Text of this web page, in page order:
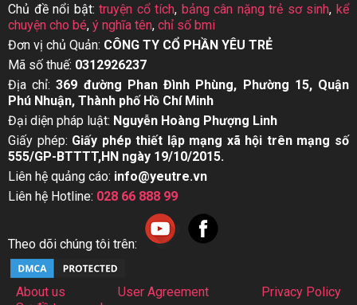
Chủ đề nổi bật:truyện cổ tích, bảng cân nặng trẻ sơ sinh,kể
chuyện cho bé, ý nghĩa tên, chỉ số bmi
Đơn vị chủ Quản: CÔNG TY CỔ PHẦN YÊU TRẺ
Mã số thuế: 0312926237
Địa chỉ:369 đường Phan Đình Phùng, Phường 15, Quận
Phú Nhuận, Thành phố Hồ Chí Minh
Đại diện pháp luật: Nguyễn Hoàng Phượng Linh
Giấy phép: Giấy phép thiết lập mạng xã hội trên mạng số
555/GP-BTTTT,HN ngày 19/10/2015.
Liên hệ quảng cáo: info@yeutre.vn
Liên hệ Hotline: 028 66 888 99
Theo dõi chúng tôi trên:
About us User Agreement
Privacy Policy